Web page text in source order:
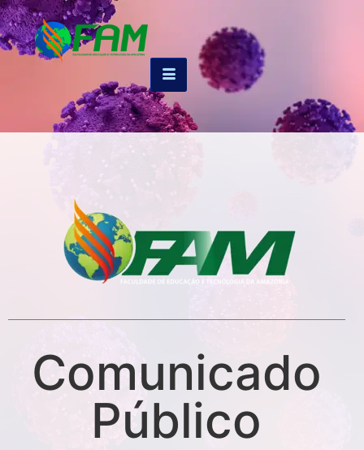
Comunicado
Público